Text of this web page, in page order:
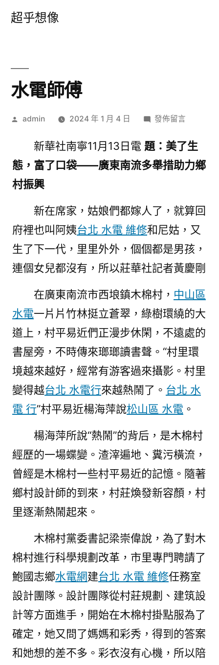
超乎想像
水電師傅
作
admin 2024 年 1 月 4 日
在
電
師
傅〉
發佈留言
新華社南寧11月13日電 題：美了生
態，富了口袋——廣東南流多舉措助力鄉
村振興
新在席家，姑娘們都嫁人了，就算回
府裡也叫阿姨台北 水電 維修和尼姑，又
生了下一代，里里外外，個個都是男孩，
連個女兒都沒有，所以莊華社記者黃慶剛
在廣東南流市西埌鎮木棉村， 中山區
水電一片片竹林挺立蒼翠，綠樹環繞的大
道上，村平易近們正漫步休閑，不遠處的
書屋旁，不時傳來瑯瑯讀書聲。“村里環
境越來越好，經常有游客過來攝影。村里
變得越台北 水電行來越熱鬧了。 台北 水
電 行”村平易近楊海萍說松山區 水電 。
楊海萍所說“熱鬧”的背后，是木棉村
經歷的一場蝶變。渣滓遍地、糞污橫流，
曾經是木棉村一些村平易近的記憶。隨著
鄉村設計師的到來，村莊煥發新容顏，村
里逐漸熱鬧起來。
木棉村黨委書記梁崇偉說，為了對木
棉村進行科學規劃改革，市里專門聘請了
鮑國志鄉水電網建台北 水電 維修任務室
設計團隊。設計團隊從村莊規劃、建筑設
計等方面進手，開始在木棉村掛點服為了
確定，她又問了媽媽和彩秀，得到的答案
和她想的差不多。彩衣沒有心機，所以陪